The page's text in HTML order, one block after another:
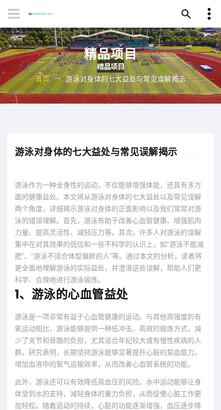
精品项目
首页 游泳对身体的七大益处与常见误解揭示
游泳对身体的七大益处与常见误解揭示
游泳作为一种全身性的运动，不仅能够增强体能，还具有多方
面的健康益处。本文将从游泳对身体的七大益处以及常见误解
两个角度，详细揭示游泳对身体的正面影响以及我们常常对游
泳的错误理解。首先，游泳有助于改善心血管健康、增强肌肉
力量、提高灵活性、减轻压力等。其次，许多人对游泳的误解
集中在对其效果的低估和一些不科学的认识上，如“游泳不能减
肥”、“游泳不适合体型偏胖的人”等。通过本文的分析，读者将
更全面地理解游泳的实际益处，并澄清这些误解，帮助人们更
科学、合理地进行游泳锻炼。
1、游泳的心血管益处
游泳是一项非常有益于心血管健康的运动。与其他高强度的有
氧运动相比，游泳能够提供一种低冲击、高效的锻炼方式，减
少了关节和骨骼的负担，尤其适合年纪较大或有慢性疾病的人
群。研究表明，长期坚持游泳能够显著提升心脏的泵血能力，
增加血液中的氧气运输效率，从而改善心血管系统的功能。
此外，游泳还可以有效降低高血压的风险。水中运动能够让身
体受到水的支持，减轻身体的重力负担，从而促使心脏工作更
加轻松。随着运动的持续，心脏的功能逐渐增强，血压逐步降